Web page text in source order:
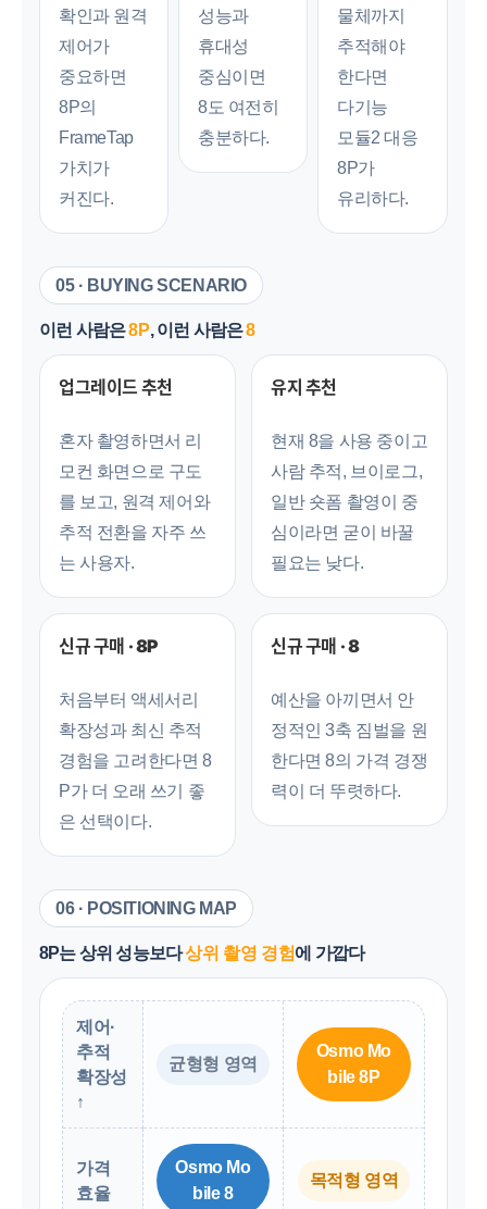
확인과 원격
제어가
중요하면
8P의
FrameTap
가치가
커진다.
성능과
휴대성
중심이면
8도 여전히
충분하다.
물체까지
추적해야
한다면
다기능
모듈2 대응
8P가
유리하다.
05 · BUYING SCENARIO
이런 사람은8P, 이런 사람은8
업그레이드 추천
혼자 촬영하면서 리
모컨 화면으로 구도
를 보고, 원격 제어와
추적 전환을 자주 쓰
는 사용자.
유지 추천
현재 8을 사용 중이고
사람 추적, 브이로그,
일반 숏폼 촬영이 중
심이라면 굳이 바꿀
필요는 낮다.
신규 구매 · 8P
처음부터 액세서리
확장성과 최신 추적
경험을 고려한다면 8
P가 더 오래 쓰기 좋
은 선택이다.
신규 구매 · 8
예산을 아끼면서 안
정적인 3축 짐벌을 원
한다면 8의 가격 경쟁
력이 더 뚜렷하다.
06 · POSITIONING MAP
8P는 상위 성능보다상위 촬영 경험에 가깝다
제어·
추적
확장성
↑
균형형 영역
Osmo Mo
bile 8P
가격
효율
Osmo Mo
bile 8
목적형 영역